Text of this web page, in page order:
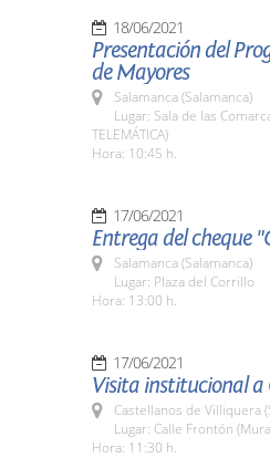
18/06/2021
Presentación del
de Mayores
Salamanca (Salamanca)
Lugar: Sala de las
TELEMÁTICA)
Hora: 10:45 h.
17/06/2021
Entrega del cheque
Salamanca (Salamanca)
Lugar: Plaza del Corrillo
Hora: 13:00 h.
17/06/2021
Visita institucional a
Castellanos de Villiquera
Lugar: Calle Frontón
Hora: 11:30 h.